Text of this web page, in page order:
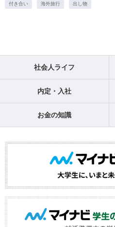
付き合い 海外旅行 出し物
社会人ライフ
内定・入社
お金の知識